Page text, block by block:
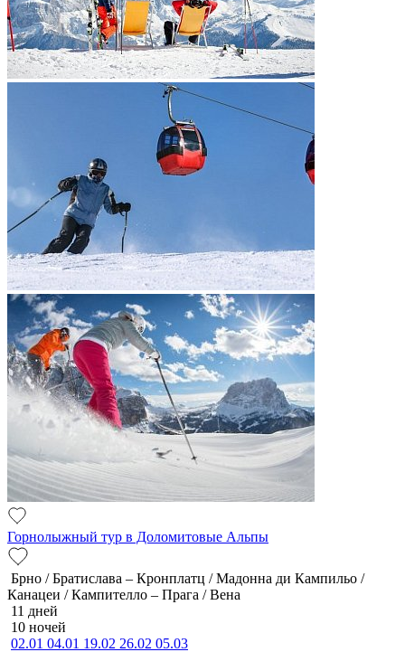
Горнолыжный тур в Доломитовые Альпы
Брно / Братислава – Кронплатц / Мадонна ди Кампильо /
Канацеи / Кампителло – Прага / Вена
11 дней
10 ночей
02.01 04.01 19.02 26.02 05.03